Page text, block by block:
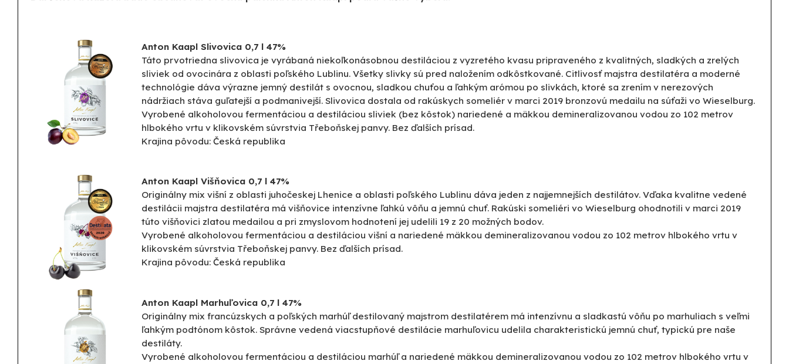
Anton Kaapl Slivovica 0,7 l 47%
Táto prvotriedna slivovica je vyrábaná niekoľkonásobnou destiláciou z vyzretého kvasu pripraveného z kvalitných, sladkých a zrelých
sliviek od ovocinára z oblasti poľského Lublinu. Všetky slivky sú pred naložením odkôstkované. Citlivosť majstra destilatéra a moderné
technológie dáva výrazne jemný destilát s ovocnou, sladkou chuťou a ľahkým arómou po slivkách, ktoré sa zrením v nerezových
nádržiach stáva guľatejší a podmanivejší. Slivovica dostala od rakúskych someliér v marci 2019 bronzovú medailu na súťaži vo Wieselburg.
Vyrobené alkoholovou fermentáciou a destiláciou sliviek (bez kôstok) nariedené a mäkkou demineralizovanou vodou zo 102 metrov
hlbokého vrtu v klikovském súvrstvia Třeboňskej panvy. Bez ďalších prísad.
Krajina pôvodu: Česká republika
Anton Kaapl Višňovica 0,7 l 47%
Originálny mix višní z oblasti juhočeskej Lhenice a oblasti poľského Lublinu dáva jeden z najjemnejších destilátov. Vďaka kvalitne vedené
destilácii majstra destilatéra má višňovice intenzívne ľahkú vôňu a jemnú chuť. Rakúski someliéri vo Wieselburg ohodnotili v marci 2019
túto višňovici zlatou medailou a pri zmyslovom hodnotení jej udelili 19 z 20 možných bodov.
Vyrobené alkoholovou fermentáciou a destiláciou višní a nariedené mäkkou demineralizovanou vodou zo 102 metrov hlbokého vrtu v
klikovském súvrstvia Třeboňskej panvy. Bez ďalších prísad.
Krajina pôvodu: Česká republika
Anton Kaapl Marhuľovica 0,7 l 47%
Originálny mix francúzskych a poľských marhúľ destilovaný majstrom destilatérem má intenzívnu a sladkastú vôňu po marhuliach s veľmi
ľahkým podtónom kôstok. Správne vedená viacstupňové destilácie marhuľovicu udelila charakteristickú jemnú chuť, typickú pre naše
destiláty.
Vyrobené alkoholovou fermentáciou a destiláciou marhúľ a nariedené mäkkou demineralizovanou vodou zo 102 metrov hlbokého vrtu v